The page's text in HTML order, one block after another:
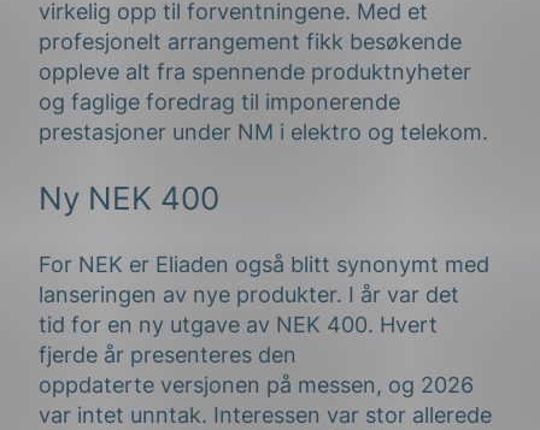
virkelig opp til forventningene. Med et
profesjonelt arrangement fikk besøkende
oppleve alt fra spennende produktnyheter
og faglige foredrag til imponerende
prestasjoner under NM i elektro og telekom.
Ny NEK 400
For NEK er Eliaden også blitt synonymt med
lanseringen av nye produkter. I år var det
tid for en ny utgave av NEK 400. Hvert
fjerde år presenteres den
oppdaterte versjonen på messen, og 2026
var intet unntak. Interessen var stor allerede